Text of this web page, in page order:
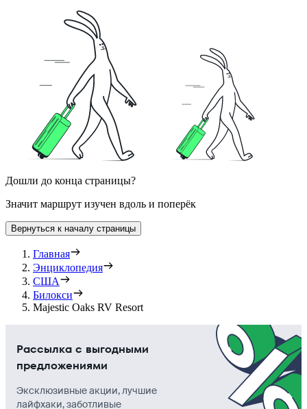
Дошли до конца страницы?
Значит маршрут изучен вдоль и поперёк
Вернуться к началу страницы
Главная
Энциклопедия
США
Билокси
Majestic Oaks RV Resort
Рассылка с выгодными
предложениями
Эксклюзивные акции, лучшие
лайфхаки, заботливые